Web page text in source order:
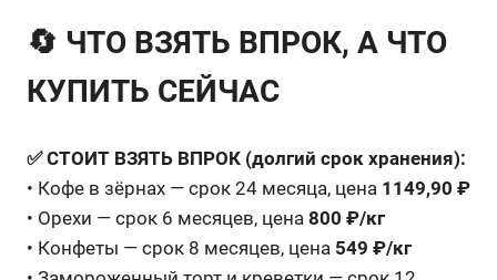
🔄 ЧТО ВЗЯТЬ ВПРОК, А ЧТО
КУПИТЬ СЕЙЧАС
✅ СТОИТ ВЗЯТЬ ВПРОК (долгий срок хранения):
• Кофе в зёрнах — срок 24 месяца, цена 1149,90 ₽
• Орехи — срок 6 месяцев, цена 800 ₽/кг
• Конфеты — срок 8 месяцев, цена 549 ₽/кг